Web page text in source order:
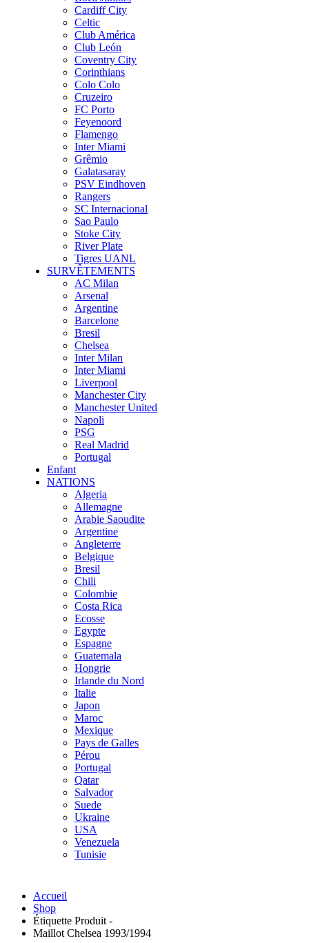
Cardiff City
Celtic
Club América
Club León
Coventry City
Corinthians
Colo Colo
Cruzeiro
FC Porto
Feyenoord
Flamengo
Inter Miami
Grêmio
Galatasaray
PSV Eindhoven
Rangers
SC Internacional
Sao Paulo
Stoke City
River Plate
Tigres UANL
SURVÊTEMENTS
AC Milan
Arsenal
Argentine
Barcelone
Bresil
Chelsea
Inter Milan
Inter Miami
Liverpool
Manchester City
Manchester United
Napoli
PSG
Real Madrid
Portugal
Enfant
NATIONS
Algeria
Allemagne
Arabie Saoudite
Argentine
Angleterre
Belgique
Bresil
Chili
Colombie
Costa Rica
Ecosse
Egypte
Espagne
Guatemala
Hongrie
Irlande du Nord
Italie
Japon
Maroc
Mexique
Pays de Galles
Pérou
Portugal
Qatar
Salvador
Suede
Ukraine
USA
Venezuela
Tunisie
Accueil
Shop
Étiquette Produit -
Maillot Chelsea 1993/1994